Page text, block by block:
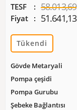
TESF 58.013,69
Fiyat 51.641,13
Tükendi
Gövde Metaryali
Pompa çeşidi
Pompa Gurubu
Şebeke Bağlantısı